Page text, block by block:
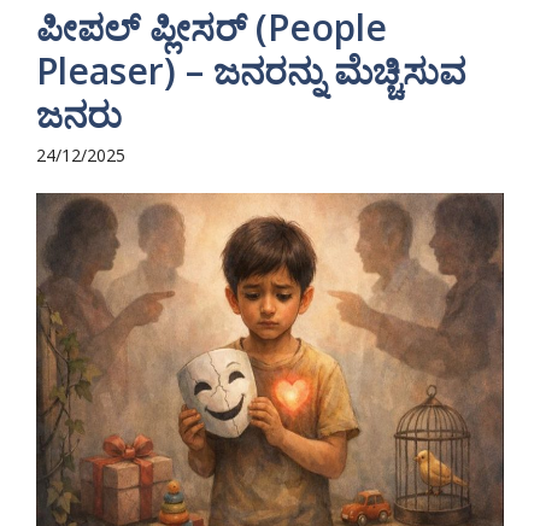
ಪೀಪಲ್ ಪ್ಲೀಸರ್ (People
Pleaser) – ಜನರನ್ನು ಮೆಚ್ಚಿಸುವ
ಜನರು
24/12/2025